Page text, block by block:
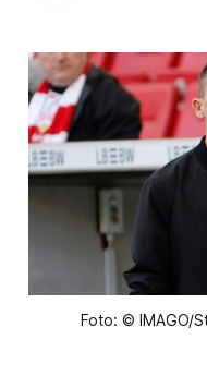
Foto: © IMAGO/